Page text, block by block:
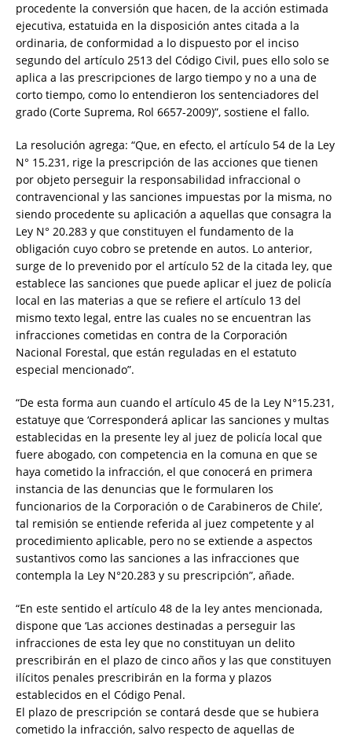
procedente la conversión que hacen, de la acción estimada
ejecutiva, estatuida en la disposición antes citada a la
ordinaria, de conformidad a lo dispuesto por el inciso
segundo del artículo 2513 del Código Civil, pues ello solo se
aplica a las prescripciones de largo tiempo y no a una de
corto tiempo, como lo entendieron los sentenciadores del
grado (Corte Suprema, Rol 6657-2009)”, sostiene el fallo.
La resolución agrega: “Que, en efecto, el artículo 54 de la Ley
N° 15.231, rige la prescripción de las acciones que tienen
por objeto perseguir la responsabilidad infraccional o
contravencional y las sanciones impuestas por la misma, no
siendo procedente su aplicación a aquellas que consagra la
Ley N° 20.283 y que constituyen el fundamento de la
obligación cuyo cobro se pretende en autos. Lo anterior,
surge de lo prevenido por el artículo 52 de la citada ley, que
establece las sanciones que puede aplicar el juez de policía
local en las materias a que se refiere el artículo 13 del
mismo texto legal, entre las cuales no se encuentran las
infracciones cometidas en contra de la Corporación
Nacional Forestal, que están reguladas en el estatuto
especial mencionado”.
“De esta forma aun cuando el artículo 45 de la Ley N°15.231,
estatuye que ‘Corresponderá aplicar las sanciones y multas
establecidas en la presente ley al juez de policía local que
fuere abogado, con competencia en la comuna en que se
haya cometido la infracción, el que conocerá en primera
instancia de las denuncias que le formularen los
funcionarios de la Corporación o de Carabineros de Chile’,
tal remisión se entiende referida al juez competente y al
procedimiento aplicable, pero no se extiende a aspectos
sustantivos como las sanciones a las infracciones que
contempla la Ley N°20.283 y su prescripción”, añade.
“En este sentido el artículo 48 de la ley antes mencionada,
dispone que ‘Las acciones destinadas a perseguir las
infracciones de esta ley que no constituyan un delito
prescribirán en el plazo de cinco años y las que constituyen
ilícitos penales prescribirán en la forma y plazos
establecidos en el Código Penal.
El plazo de prescripción se contará desde que se hubiera
cometido la infracción, salvo respecto de aquellas de